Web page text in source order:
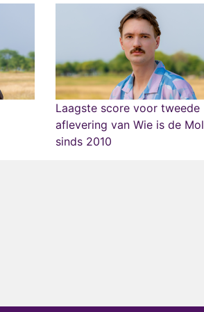
Laagste score voor tweede
aflevering van Wie is de
sinds 2010